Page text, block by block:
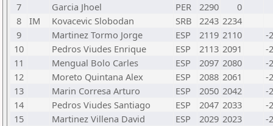
7
Garcia Jhoel PER 2290
0
8
IM Kovacevic Slobodan SRB 2243 2234
9
Martinez Tormo Jorge ESP 2119 2110
-
10
Pedros Viudes Enrique ESP 2113 2091
-
11
Mengual Bolo Carles ESP 2097 2080
-
12
Moreto Quintana Alex ESP 2088 2061
-
13
Marin Corresa Arturo ESP 2050 2042
-
14
Pedros Viudes Santiago ESP 2047 2033
-
15
Martinez Villena David ESP 2029 2023
-